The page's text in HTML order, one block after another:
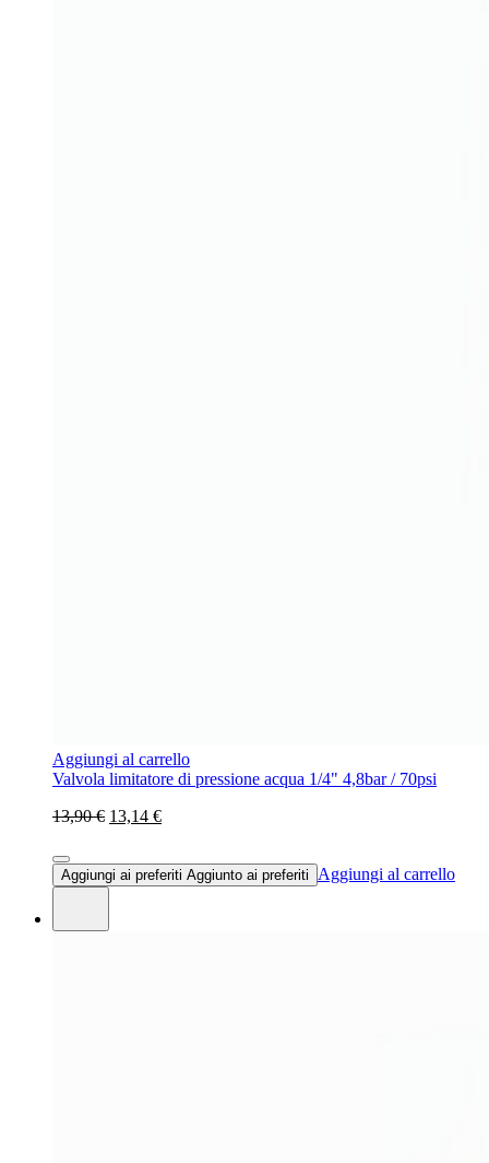
Aggiungi al carrello
Valvola limitatore di pressione acqua 1/4" 4,8bar / 70psi
13,90 € 13,14 €
Aggiungi ai preferiti Aggiunto ai preferiti Aggiungi al carrello